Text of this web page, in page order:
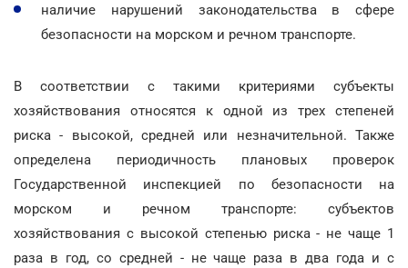
наличие нарушений законодательства в сфере
безопасности на морском и речном транспорте.
В соответствии с такими критериями субъекты
хозяйствования относятся к одной из трех степеней
риска - высокой, средней или незначительной. Также
определена периодичность плановых проверок
Государственной инспекцией по безопасности на
морском и речном транспорте: субъектов
хозяйствования с высокой степенью риска - не чаще 1
раза в год, со средней - не чаще раза в два года и с